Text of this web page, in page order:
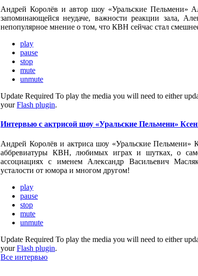
Андрей Королёв и автор шоу «Уральские Пельмени»
запоминающейся неудаче, важности реакции зала,
непопулярное мнение о том, что КВН сейчас стал
play
pause
stop
mute
unmute
Update Required To play the media you will need to either
yourFlash plugin.
Интервью с актрисой шоу «Уральские Пельмени»
Андрей Королёв и актриса шоу «Уральские
аббревиатуры КВН, любимых играх и шутках, о
ассоциациях с именем Александр Васильевич
усталости от юмора и многом другом!
play
pause
stop
mute
unmute
Update Required To play the media you will need to either
yourFlash plugin.
Все интервью